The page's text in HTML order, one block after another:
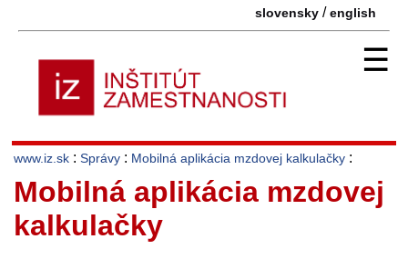
slovensky /english
☰
www.iz.sk : Správy : Mobilná aplikácia mzdovej kalkulačky :
Mobilná aplikácia mzdovej
kalkulačky